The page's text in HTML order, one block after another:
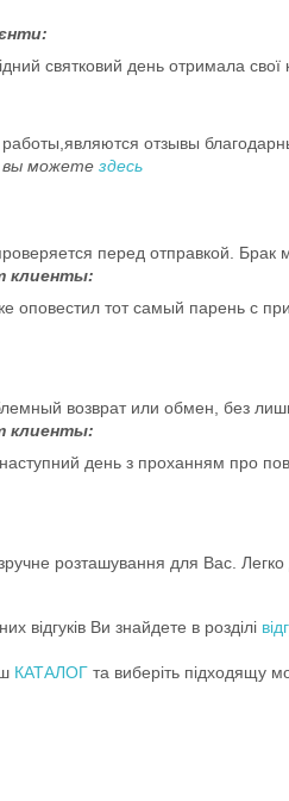
святковий день отримала
отзывы
вы можете здесь
перед отправкой.
клиенты:
оповестил тот самый парень с
возврат или обмен, без
клиенты:
день з проханням про
розташування для Вас. Легко
відгуків Ви знайдете в розділі
КАТАЛОГта виберіть підходящу